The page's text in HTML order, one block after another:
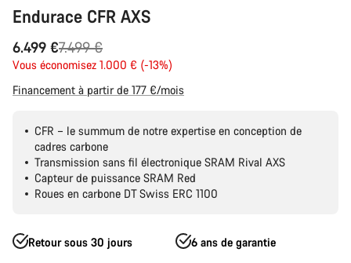
Endurace CFR AXS
6.499 €
Prix
d’origine
7.499 €
Vous économisez 1.000 € (-13%)
Financement à partir de 177 €/mois
CFR – le summum de notre expertise en conception de
cadres carbone
Transmission sans fil électronique SRAM Rival AXS
Capteur de puissance SRAM Red
Roues en carbone DT Swiss ERC 1100
Retour sous 30 jours 6 ans de garantie